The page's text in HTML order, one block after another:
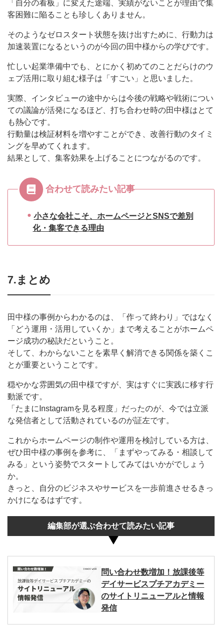
「自分の看板」に変えた途端、実績がないことが理由で集
客困難に陥ることも珍しくありません。
そのようなゼロスタート状態を抜け出すために、行動力は
加速装置になるというのが今回の田中様からの学びです。
忙しい起業準備中でも、とにかく初めてのことだらけのウ
ェブ活用に取り組む様子は「すごい」と思いました。
実際、インタビューの途中からは今後の戦略や戦術につい
ての議論が活発になるほど、打ち合わせ時の田中様はとて
も熱心です。
行動量は検証材料を増やすことができ、改善行動のタイミ
ングを早めてくれます。
結果として、集客効果を上げることにつながるのです。
合わせて読みたい記事
小さな会社こそ、ホームページとSNSで差別
化・集客できる理由
7.まとめ
田中様の事例からわかるのは、「作って終わり」ではなく
「どう運用・活用していくか」まで考えることがホームペ
ージ成功の秘訣だということ。
そして、わからないことを素早く解消できる関係を築くこ
とが重要ということです。
穏やかな雰囲気の田中様ですが、実はすぐに実践に移す行
動派です。
「たまにInstagramを見る程度」だったのが、今では立派
な発信者として活動されているのが証左です。
これからホームページの制作や運用を検討している方は、
ぜひ田中様の事例を参考に、「まずやってみる・相談して
みる」という姿勢でスタートしてみてはいかがでしょう
か。
きっと、自分のビジネスやサービスを一歩前進させるきっ
かけになるはずです。
編集部が選ぶ合わせて読みたい記事
問い合わせ数増加！放課後等
デイサービスプチアカデミー
のサイトリニューアルと情報
発信